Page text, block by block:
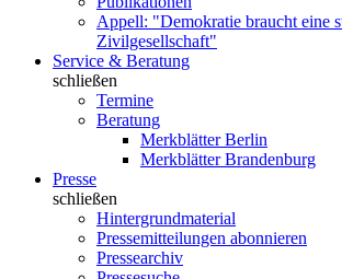
Appell: "Demokratie braucht eine
Zivilgesellschaft"
Service & Beratung
schließen
Termine
Beratung
Merkblätter Berlin
Merkblätter Brandenburg
Presse
schließen
Hintergrundmaterial
Pressemitteilungen abonnieren
Pressearchiv